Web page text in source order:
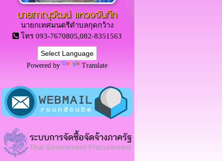
นายภาณุวัฒน์ เเหวงจันทึก
นายกเทศมนตรีตำบลกุดกว้าง
โทร 093-7670805,082-8351563
Powered by Translate